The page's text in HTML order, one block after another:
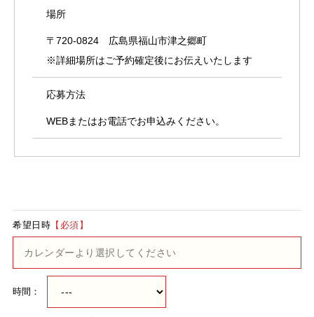
場所
〒720-0824 広島県福山市津之郷町
※詳細場所はご予約確定後にお伝えいたします
応募方法
WEBまたはお電話でお申込みください。
希望日時 【必須】
時間：